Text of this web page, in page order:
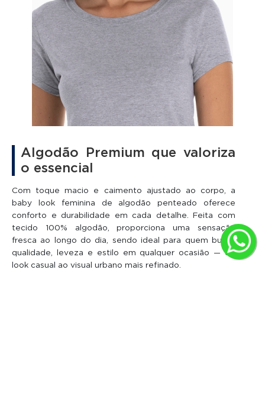
Algodão Premium que valoriza
o essencial
Com toque macio e caimento ajustado ao corpo, a
baby look feminina de algodão penteado oferece
conforto e durabilidade em cada detalhe. Feita com
tecido 100% algodão, proporciona uma sensação
fresca ao longo do dia, sendo ideal para quem busca
qualidade, leveza e estilo em qualquer ocasião — do
look casual ao visual urbano mais refinado.